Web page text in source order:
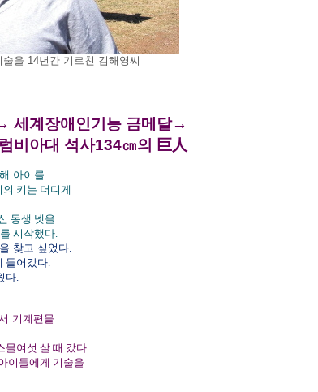
을 14년간 기르친 김해영씨
세계장애인기능 금메달→
비아대 석사134㎝의 巨人
아이를
키는 더디게
동생 넷을
시작했다.
찾고 싶었다.
들어갔다.
다.
기계편물
물여섯 살 때 갔다.
이들에게 기술을